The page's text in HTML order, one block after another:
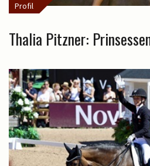
Profil
Thalia Pitzner: